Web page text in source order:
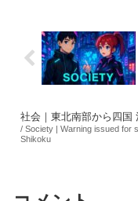
社会｜東北南部から四国
/ Society | Warning issued for
Shikoku